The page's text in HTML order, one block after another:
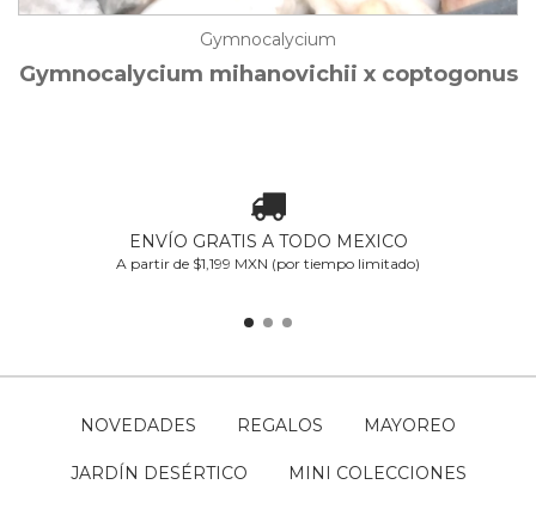
Gymnocalycium
Gymnocalycium mihanovichii x coptogonus
ENVÍO GRATIS A TODO MEXICO
A partir de $1,199 MXN (por tiempo limitado)
NOVEDADES REGALOS MAYOREO
JARDÍN DESÉRTICO MINI COLECCIONES